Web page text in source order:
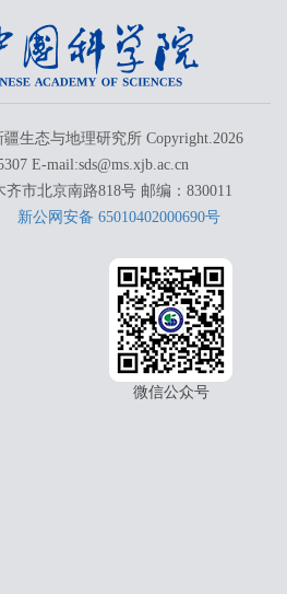
生态与地理研究所 Copyright.2026
E-mail:sds@ms.xjb.ac.cn
市北京南路818号 邮编：830011
新公网安备 65010402000690号
微信公众号